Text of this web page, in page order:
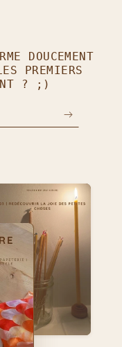
DOUCEMENT
PREMIERS
? ;)